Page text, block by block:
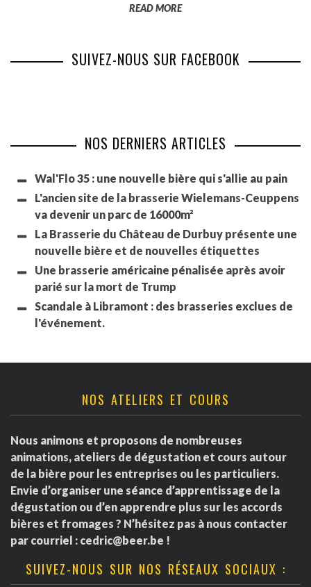
READ MORE
SUIVEZ-NOUS SUR FACEBOOK
NOS DERNIERS ARTICLES
Wal'Flo 35 : une nouvelle bière qui s'allie au pain
L'ancien site de la brasserie Wielemans-Ceuppens
va devenir un parc de 16000m²
La Brasserie du Château de Durbuy présente une
nouvelle bière et de nouvelles étiquettes
Une brasserie américaine pénalisée après avoir
parié sur la mort de Trump
Scandale à Libramont : des brasseries exclues de
l'événement.
NOS ATELIERS ET COURS
Nous animons et proposons de nombreuses
animations, ateliers de dégustation et cours autour
de la bière pour les entreprises ou les particuliers.
Envie d’organiser une séance d’apprentissage de la
dégustation ou d’en apprendre plus sur les accords
bières et fromages ? N’hésitez pas à nous contacter
par courriel : cedric@beer.be !
SUIVEZ-NOUS SUR NOS RÉSEAUX SOCIAUX :